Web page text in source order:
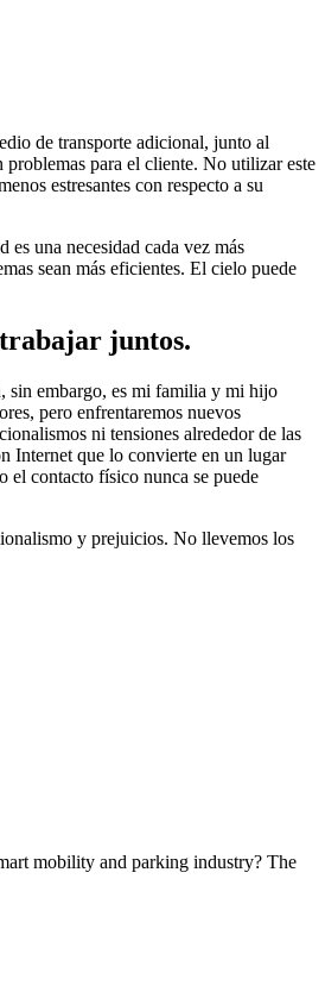
de transporte adicional, junto al
problemas para el cliente. No utilizar este
estresantes con respecto a su
una necesidad cada vez más
sean más eficientes. El cielo puede
trabajar juntos.
sin embargo, es mi familia y mi hijo
pero enfrentaremos nuevos
ni tensiones alrededor de las
Internet que lo convierte en un lugar
el contacto físico nunca se puede
y prejuicios. No llevemos los
mobility and parking industry? The